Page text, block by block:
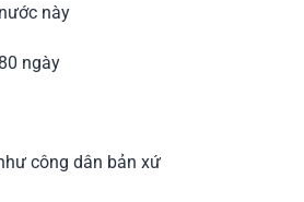
này
ngày
công dân bản xứ